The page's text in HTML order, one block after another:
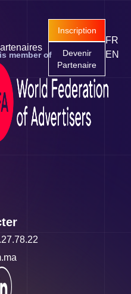
Inscription
Devenir
Partenaire
FR
EN
member of